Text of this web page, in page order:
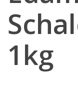
1kg